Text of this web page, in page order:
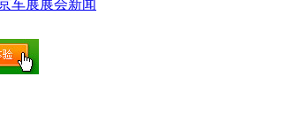
车展展会新闻